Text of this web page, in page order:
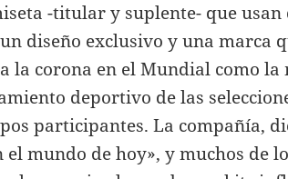
-titular y suplente- que
diseño exclusivo y una marca
la corona en el Mundial como la
deportivo de las
participantes. La compañía,
el mundo de hoy», y muchos de